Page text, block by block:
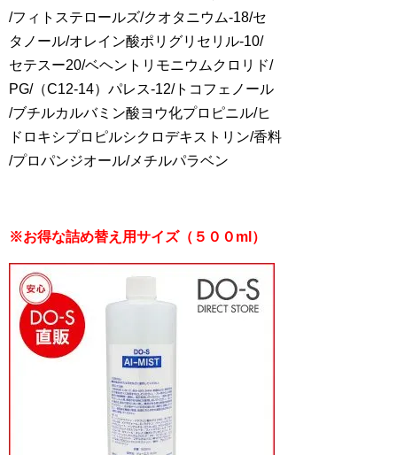
/フィトステロールズ/クオタニウム-18/セ
タノール/オレイン酸ポリグリセリル-10/
セテスー20/ベヘントリモニウムクロリド/
PG/（C12-14）パレス-12/トコフェノール
/ブチルカルバミン酸ヨウ化プロピニル/ヒ
ドロキシプロピルシクロデキストリン/香料
/プロパンジオール/メチルパラベン
※お得な詰め替え用サイズ（５００ml）